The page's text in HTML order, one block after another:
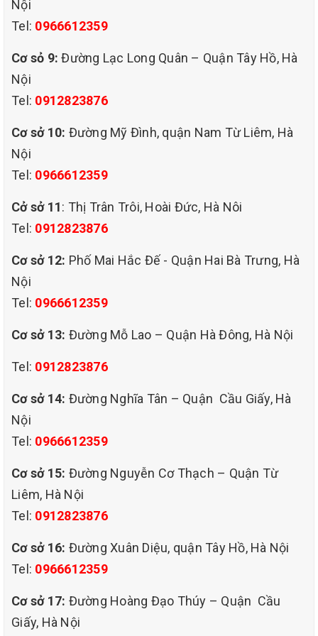
nghiệp giá rẻ tại hòe nhai ba đình hà nội
NAM
(Tùy loại ghế sofa mà có thể thay đổi cho phù hợp)
B1: Dùng máy hút bụi công nghiệp hút sạch bụi bẩn bám trên bề
B2: Kiểm tra tác dụng của hóa chất tẩy vết bẩn đối với bề mặt ghế
B4: Phun hóa chất giặt ghế chuyên dụng lên toàn bộ ghế
B5: Sử dụng máy giặt công nghiệp chà sạch toàn bộ ghế
xước.
B9: Lau khô lại sàn nhà và sắp xếp lại ghế về vị trí ban đầu.
dịch vụ giặt ghế sofa chuyên
Nội
Tel: 0966612359
Cơ sỏ 9: Đường Lạc Long Quân – Quận Tây Hồ, Hà
Nội
Tel: 0912823876
Cơ sở 10: Đường Mỹ Đình, quận Nam Từ Liêm, Hà
Nội
Tel: 0966612359
Cở sở 11: Thị Trân Trôi, Hoài Đức, Hà Nôi
Tel: 0912823876
Cơ sở 12: Phố Mai Hắc Đế - Quận Hai Bà Trưng, Hà
Nội
Tel: 0966612359
Cơ sở 13: Đường Mỗ Lao – Quận Hà Đông, Hà Nội
Tel: 0912823876
Cơ sở 14: Đường Nghĩa Tân – Quận Cầu Giấy, Hà
Nội
Tel: 0966612359
Cơ sở 15: Đường Nguyễn Cơ Thạch – Quận Từ
Liêm, Hà Nội
Tel: 0912823876
Cơ sở 16: Đường Xuân Diệu, quận Tây Hồ, Hà Nội
Tel: 0966612359
Cơ sở 17: Đường Hoàng Đạo Thúy – Quận Cầu
Giấy, Hà Nội